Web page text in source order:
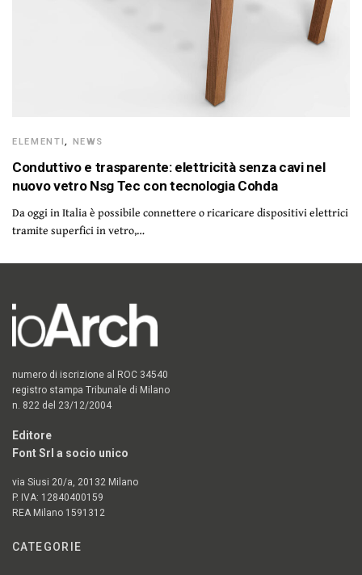
ELEMENTI, NEWS
Conduttivo e trasparente: elettricità senza cavi nel
nuovo vetro Nsg Tec con tecnologia Cohda
Da oggi in Italia è possibile connettere o ricaricare dispositivi elettrici
tramite superfici in vetro,…
numero di iscrizione al ROC 34540
registro stampa Tribunale di Milano
n. 822 del 23/12/2004
Editore
Font Srl a socio unico
via Siusi 20/a, 20132 Milano
P. IVA: 12840400159
REA Milano 1591312
CATEGORIE